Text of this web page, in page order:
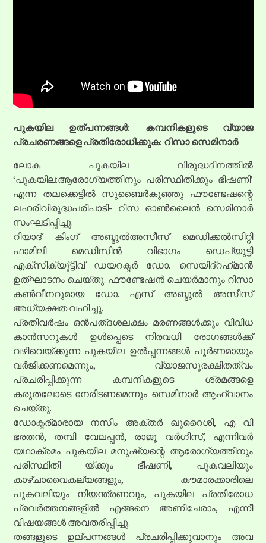
പുകയില ഉത്‌പന്നങ്ങൾ: കമ്പനികളുടെ വ്യാജ
പ്രചരണങ്ങളെ പ്രതിരോധിക്കുക: റിസാ സെമിനാർ
ലോക പുകയില വിരുദ്ധദിനത്തിൽ
‘പുകയില:ആരോഗ്യത്തിനും പരിസ്ഥിതിക്കും ഭീഷണി’
എന്ന തലക്കെട്ടിൽ സുബൈർകുഞ്ഞു ഫൗണ്ടേഷന്റെ
ലഹരിവിരുദ്ധപരിപാടി- റിസ ഓൺലൈൻ സെമിനാർ
സംഘടിപ്പിച്ചു.
റിയാദ് കിംഗ് അബ്ദുൽഅസീസ് മെഡിക്കൽസിറ്റി
ഫാമിലി മെഡിസിൻ വിഭാഗം ഡെപ്യുട്ടി
എക്സിക്യു്ട്ടീവ് ഡയറക്ടർ ഡോ. സെയിദ്റഹ്‌മാൻ
ഉത്ഘാടനം ചെയ്തു. ഫൗണ്ടേഷൻ ചെയർമാനും റിസാ
കൺവീനറുമായ ഡോ. എസ് അബ്ദുൽ അസീസ്
അധ്യക്ഷത വഹിച്ചു.
പ്രതിവർഷം ഒൻപത്ദശലക്ഷം മരണങ്ങൾക്കും വിവിധ
കാൻസറുകൾ ഉൾപ്പെടെ നിരവധി രോഗങ്ങൾക്ക്
വഴിവെയ്ക്കുന്ന പുകയില ഉൽപ്പന്നങ്ങൾ പൂർണമായും
വർജിക്കണമെന്നും, വ്യാജസുരക്ഷിതത്വം
പ്രചരിപ്പിക്കുന്ന കമ്പനികളുടെ ശ്രമങ്ങളെ
കരുതലോടെ നേരിടണമെന്നും സെമിനാർ ആഹ്വാനം
ചെയ്തു.
ഡോക്ടര്മാരായ നസീം അക്തർ ഖുറൈശി, എ വി
ഭരതൻ, തമ്പി വേലപ്പൻ, രാജൂ വർഗീസ്, എന്നിവർ
യഥാക്രമം പുകയില മനുഷ്യന്റെ ആരോഗ്യത്തിനും
പരിസ്ഥിതി യ്ക്കും ഭീഷണി, പുകവലിയും
കാഴ്ചാവൈകല്യങ്ങളും, കൗമാരക്കാരിലെ
പുകവലിയും നിയന്ത്രണവും, പുകയില പ്രതിരോധ
പ്രവർത്തനങ്ങളിൽ എങ്ങനെ അണിചേരാം, എന്നീ
വിഷയങ്ങൾ അവതരിപ്പിച്ചു.
തങ്ങളുടെ ഉല്പന്നങ്ങൾ പ്രചരിപ്പിക്കുവാനും അവ